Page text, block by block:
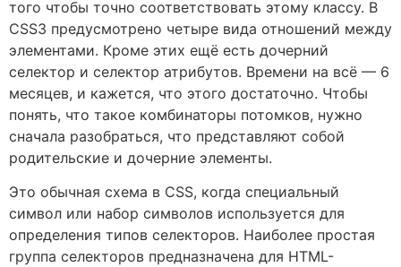
того чтобы точно соответствовать этому классу. В
CSS3 предусмотрено четыре вида отношений между
элементами. Кроме этих ещё есть дочерний
селектор и селектор атрибутов. Времени на всё — 6
месяцев, и кажется, что этого достаточно. Чтобы
понять, что такое комбинаторы потомков, нужно
сначала разобраться, что представляют собой
родительские и дочерние элементы.
Это обычная схема в CSS, когда специальный
символ или набор символов используется для
определения типов селекторов. Наиболее простая
группа селекторов предназначена для HTML-